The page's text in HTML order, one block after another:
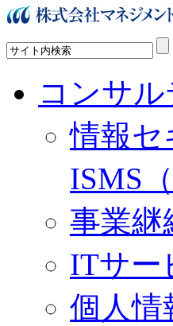
コンサ
情報セ
ISMS
事業継
ITサー
個人情